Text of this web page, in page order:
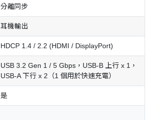
分離同步
耳機輸出
HDCP 1.4 / 2.2 (HDMI / DisplayPort)
USB 3.2 Gen 1 / 5 Gbps，USB-B 上行 x 1，
USB-A 下行 x 2（1 個用於快速充電）
是